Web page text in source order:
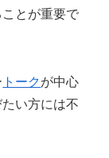
とが重要で
トークが中心
い方には不